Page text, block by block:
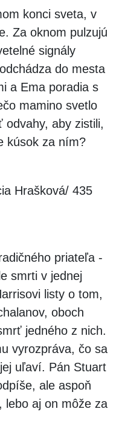
konci sveta, v
Za oknom pulzujú
signály
do mesta
a Ema poradia s
mamino svetlo
odvahy, aby zistili,
kúsok za ním?
Hrašková/ 435
priateľa -
smrti v jednej
listy o tom,
oboch
jedného z nich.
vyrozpráva, čo sa
uľaví. Pán Stuart
ale aspoň
lebo aj on môže za